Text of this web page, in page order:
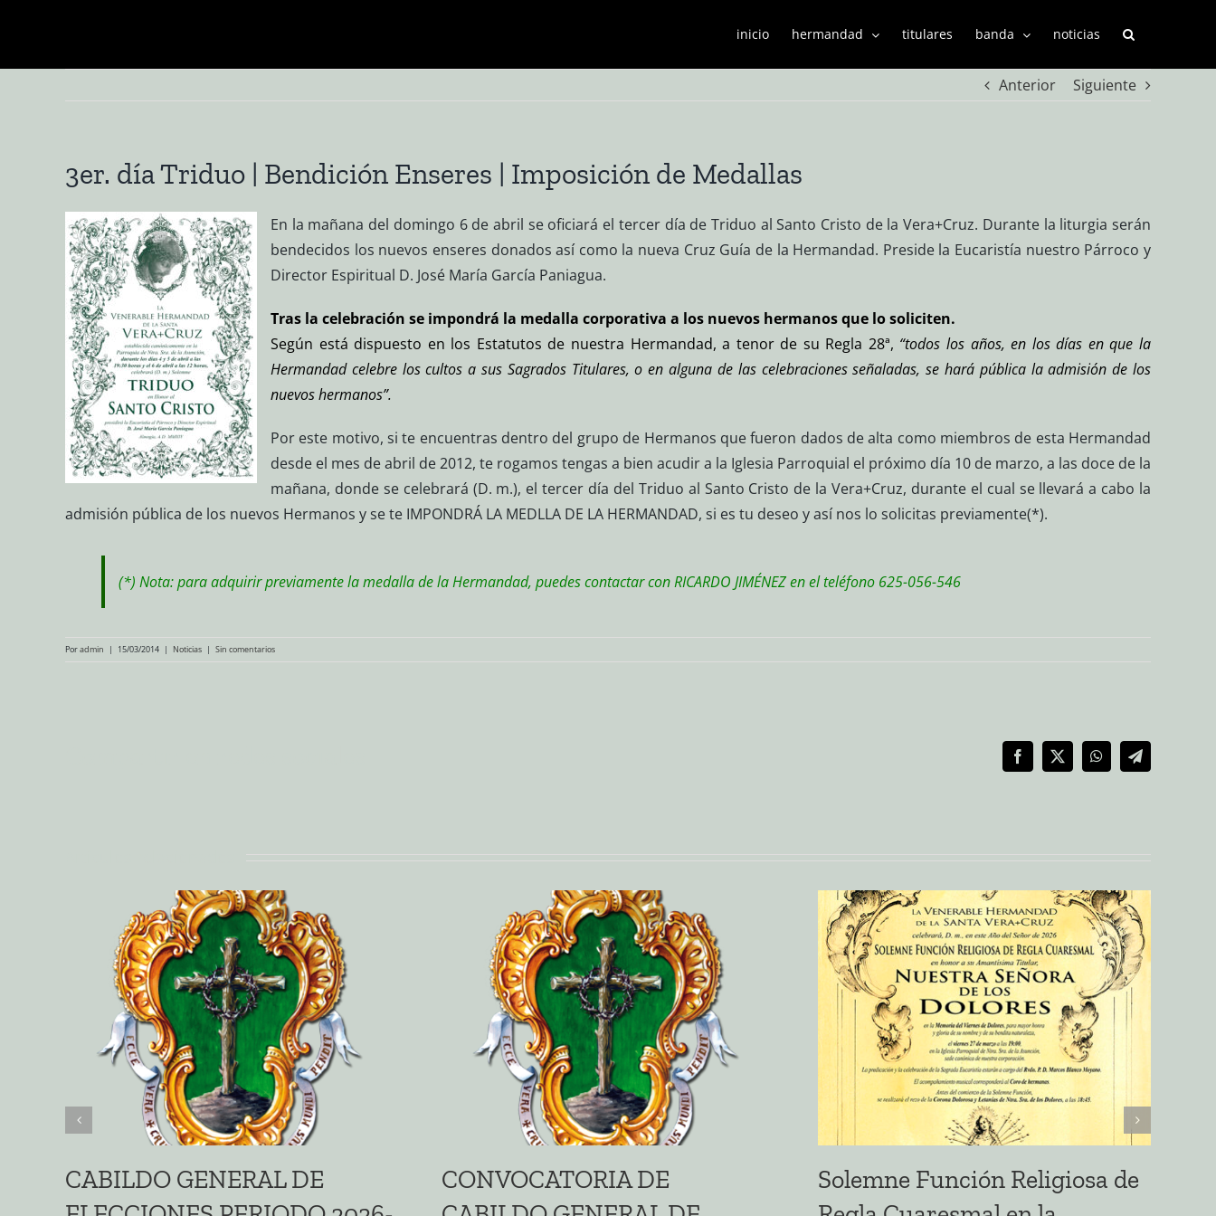
inicio hermandad titulares banda noticias
Anterior Siguiente
3er. día Triduo | Bendición Enseres | Imposición de Medallas
En la mañana del domingo 6 de abril se oficiará el tercer día de Triduo al Santo Cristo de la Vera+Cruz. Durante la liturgia serán
bendecidos los nuevos enseres donados así como la nueva Cruz Guía de la Hermandad. Preside la Eucaristía nuestro Párroco y
Director Espiritual D. José María García Paniagua.
Tras la celebración se impondrá la medalla corporativa a los nuevos hermanos que lo soliciten.
Según está dispuesto en los Estatutos de nuestra Hermandad, a tenor de su Regla 28ª, “todos los años, en los días en que la
Hermandad celebre los cultos a sus Sagrados Titulares, o en alguna de las celebraciones señaladas, se hará pública la admisión de los
nuevos hermanos”.
Por este motivo, si te encuentras dentro del grupo de Hermanos que fueron dados de alta como miembros de esta Hermandad
desde el mes de abril de 2012, te rogamos tengas a bien acudir a la Iglesia Parroquial el próximo día 10 de marzo, a las doce de la
mañana, donde se celebrará (D. m.), el tercer día del Triduo al Santo Cristo de la Vera+Cruz, durante el cual se llevará a cabo la
admisión pública de los nuevos Hermanos y se te IMPONDRÁ LA MEDLLA DE LA HERMANDAD, si es tu deseo y así nos lo solicitas previamente(*).
(*) Nota: para adquirir previamente la medalla de la Hermandad, puedes contactar con RICARDO JIMÉNEZ en el teléfono 625-056-546
Poradmin | 15/03/2014 | Noticias | Sin comentarios
Facebook
X WhatsAppTelegram
CABILDO GENERAL DE
CONVOCATORIA DE
Solemne Función Religiosa de